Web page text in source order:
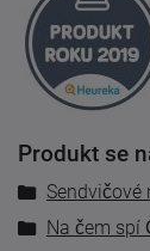
Produkt se
Sendvičové
Na čem spí